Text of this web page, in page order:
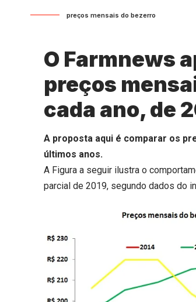
preços mensais do bezerro
O Farmnews
preços
cada ano, de
A proposta aqui é comparar os
últimos anos.
A Figura a seguir ilustra o
parcial de 2019, segundo dados do